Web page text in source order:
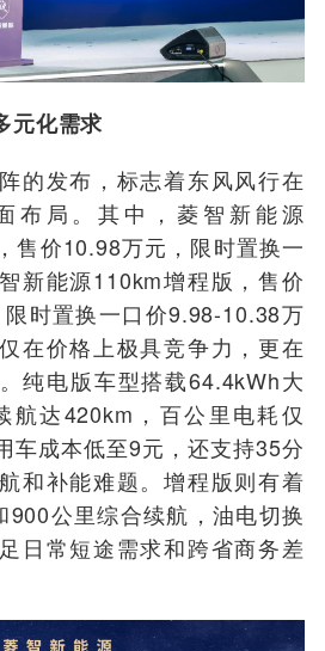
元化需求
的发布，标志着东风风行在
布局。其中，菱智新能源
售价10.98万元，限时置换一
新能源110km增程版，售价
时置换一口价9.98-10.38万
在价格上极具竞争力，更在
纯电版车型搭载64.4kWh大
航达420km，百公里电耗仅
车成本低至9元，还支持35分
和补能难题。增程版则有着
900公里综合续航，油电切换
日常短途需求和跨省商务差